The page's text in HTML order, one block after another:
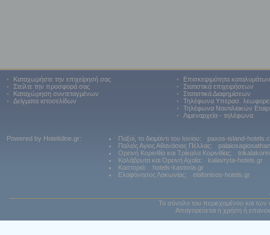
•
Καταχωρήστε την επιχείρησή σας
•
Στείλτε την προσφορά σας
•
Καταχώρηση συντεταγμένων
•
Δείγματα ιστοσελίδων
•
Επισκεψιμότητα καταλυμάτων
•
Στατιστικά επιχειρήσεων
•
Στατιστικά Διαφημίσεων
•
Τηλέφωνα Υπερασ.
•
Τηλέφωνα Ναυτιλιακών
•
Λιμεναρχεία - τηλέφωνα
Powered by Hotelsline.gr: Παξοί, το διαμάντι του Ιονίου:
paxos-island-
Παλιός Αγιος Αθανάσιος Πέλλας:
Ορεινή Κορινθία και Τρίκαλα Κορινθίας:
Καλάβρυτα και Ορεινή Αχαϊα:
kalavryta-hotels.gr
Καστοριά:
hotels-kastoria.gr
Ελαφόνησος Λακωνίας:
elafonisos-hotels.gr
Το σύνολο του περιεχομένου και των
Απαγορεύεται η χρήση ή